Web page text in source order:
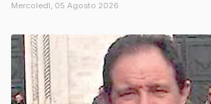
Mercoledì, 05 Agosto 2026